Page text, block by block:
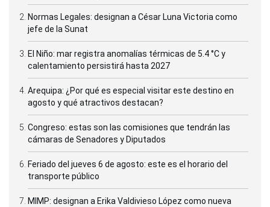
Normas Legales: designan a César Luna Victoria como
jefe de la Sunat
El Niño: mar registra anomalías térmicas de 5.4 °C y
calentamiento persistirá hasta 2027
Arequipa: ¿Por qué es especial visitar este destino en
agosto y qué atractivos destacan?
Congreso: estas son las comisiones que tendrán las
cámaras de Senadores y Diputados
Feriado del jueves 6 de agosto: este es el horario del
transporte público
MIMP: designan a Erika Valdivieso López como nueva